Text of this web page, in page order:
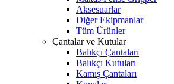
Aksesuarlar
Diğer Ekipmanlar
Tüm Ürünler
Çantalar ve Kutular
Balıkçı Çantaları
Balıkçı Kutuları
Kamış Çantaları